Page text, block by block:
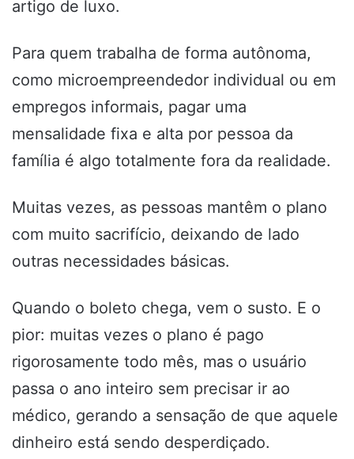
artigo de luxo.
Para quem trabalha de forma autônoma,
como microempreendedor individual ou em
empregos informais, pagar uma
mensalidade fixa e alta por pessoa da
família é algo totalmente fora da realidade.
Muitas vezes, as pessoas mantêm o plano
com muito sacrifício, deixando de lado
outras necessidades básicas.
Quando o boleto chega, vem o susto. E o
pior: muitas vezes o plano é pago
rigorosamente todo mês, mas o usuário
passa o ano inteiro sem precisar ir ao
médico, gerando a sensação de que aquele
dinheiro está sendo desperdiçado.